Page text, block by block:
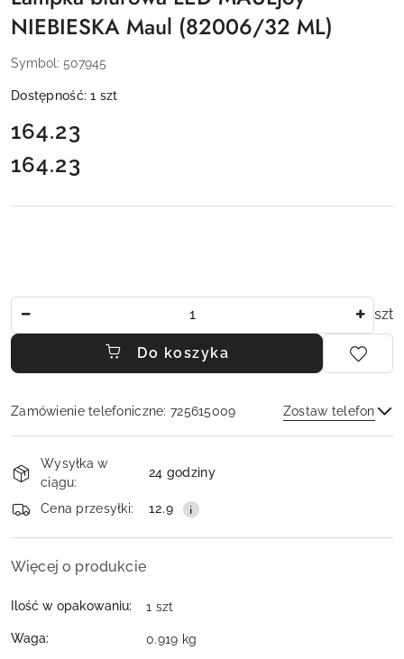
NIEBIESKA Maul (82006/32 ML)
Symbol: 507945
Dostępność:1 szt
cena:
164.23
Cena:
164.23
szt
Do koszyka
Zamówienie telefoniczne: 725615009 Zostaw telefon
i
dostawa
Wysyłka w
ciągu:
24 godziny
Cena przesyłki: 12.9
Więcej o produkcie
Ilość w opakowaniu: 1 szt
Waga: 0.919 kg